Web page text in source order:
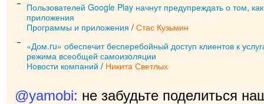
Пользователей Google Play начнут предупреждать о том,
приложения
Программы и приложения / Стас Кузьмин
«Дом.ru» обеспечит бесперебойный доступ клиентов к
режима всеобщей самоизоляции
Новости компаний / Никита Светлых
@yamobi: не забудьте поделиться